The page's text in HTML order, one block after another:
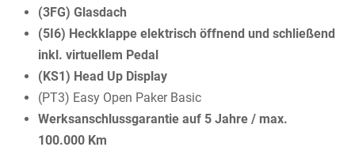
(3FG) Glasdach
(5I6) Heckklappe elektrisch öffnend und schließend
inkl. virtuellem Pedal
(KS1) Head Up Display
(PT3) Easy Open Paker Basic
Werksanschlussgarantie auf 5 Jahre / max.
100.000 Km